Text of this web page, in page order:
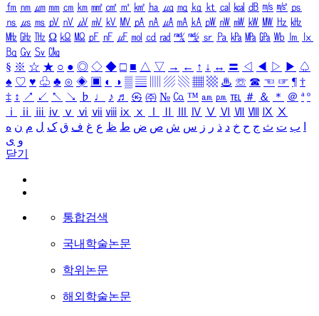
㎙ ㎚ ㎛ ㎜ ㎝ ㎞ ㎟ ㎠ ㎡ ㎢ ㏊ ㎍ ㎎ ㎏ ㏏ ㎈ ㎉ ㏈ ㎧ ㎨ ㎰
㎱ ㎲ ㎳ ㎴ ㎵ ㎶ ㎷ ㎸ ㎹ ㎀ ㎁ ㎂ ㎃ ㎄ ㎺ ㎻ ㎽ ㎾ ㎿ ㎐ ㎑
㎒ ㎓ ㎔ Ω ㏀ ㏁ ㎊ ㎋ ㎌ ㏖ ㏅ ㎭ ㎮ ㎯ ㏛ ㎩ ㎪ ㎫ ㎬ ㏝ ㏐
㏓
㏃ ㏉ ㏜ ㏆
§ ※ ☆ ★ ○ ● ◎ ◇ ◆ □ ■ △ ▽ → ← ↑ ↓ ↔ 〓 ◁ ◀ ▷ ▶ ♤
♠ ♡ ♥ ♧ ♣ ⊙ ◈ ▣ ◐ ◑ ▒ ▤ ▨ ▧ ▦ ▩ ♨ ☏ ☎ ☜ ☞ ¶ †
‡ ↕ ↗ ↙ ↖ ↘ ♭ ♩ ♪ ♬ ㉿ ㈜ № ㏇ ™ ㏂ ㏘ ℡ ＃ ＆ ＊ ＠ ª º
ⅰ
ⅱ ⅲ ⅳ ⅴ ⅵ ⅶ ⅷ ⅸ ⅹ Ⅳ Ⅴ Ⅵ Ⅶ Ⅷ Ⅸ Ⅹ
ب ت ث ج ح خ د ذ ر ز س ش ص ض ط ظ ع غ ف ق ک ل م ن ه
و ی
닫기
통합검색
국내학술논문
학위논문
해외학술논문